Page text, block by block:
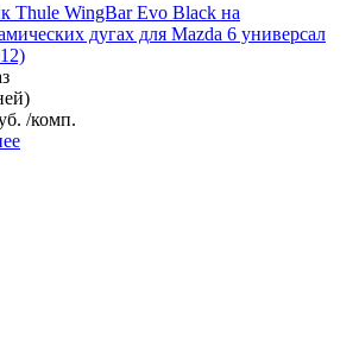
Thule WingBar Evo Black на
дугах для Mazda 6 универсал
/комп.